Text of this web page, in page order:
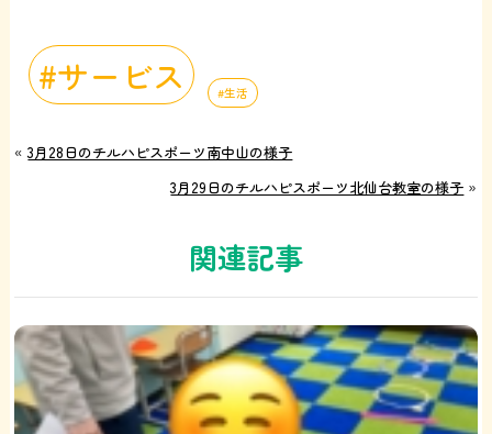
サービス 生活
«3月28日のチルハピスポーツ南中山の様子
3月29日のチルハピスポーツ北仙台教室の様子 »
関連記事